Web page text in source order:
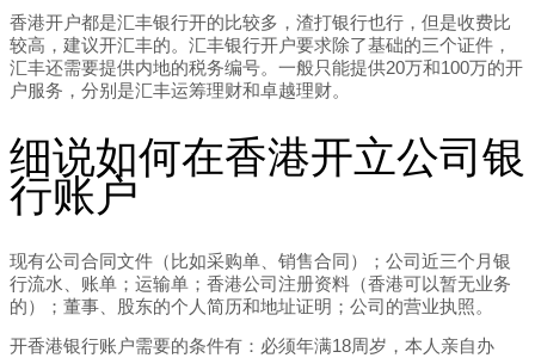
香港开户都是汇丰银行开的比较多，渣打银行也行，但是收费比
较高，建议开汇丰的。汇丰银行开户要求除了基础的三个证件，
汇丰还需要提供内地的税务编号。一般只能提供20万和100万的开
户服务，分别是汇丰运筹理财和卓越理财。
细说如何在香港开立公司银
行账户
现有公司合同文件（比如采购单、销售合同）；公司近三个月银
行流水、账单；运输单；香港公司注册资料（香港可以暂无业务
的）；董事、股东的个人简历和地址证明；公司的营业执照。
开香港银行账户需要的条件有：必须年满18周岁，本人亲自办